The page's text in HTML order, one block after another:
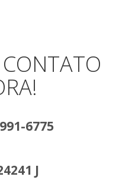
6775
J